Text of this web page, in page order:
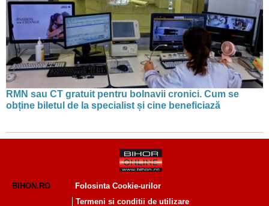
RMN sau CT gratuit pentru bolnavii cronici. Cum se
obține biletul de la specialist și cine beneficiază
BIHON.RO
Folosinta Cookie-urilor
Termeni si conditii de utilizare